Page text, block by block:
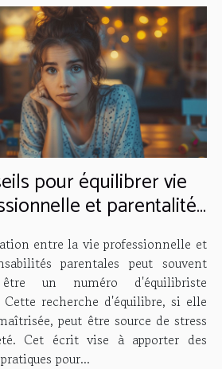
pour équilibrer vie
et parentalité
sans stress
entre la vie professionnelle et
parentales peut souvent
un numéro d'équilibriste
Cette recherche d'équilibre, si elle
peut être source de stress
Cet écrit vise à apporter des
pour...